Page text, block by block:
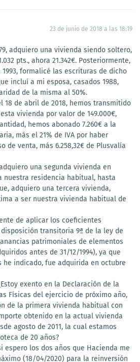
23 de junio de 2018 a las 18:19
adquiero una vivienda siendo soltero,
pts., ahora 21.342€. Posteriormente,
formalicé las escrituras de dicho
incluí a mi esposa, casados 1988,
de la misma al 50%.
18 de abril de 2018, hemos transmitido
vivienda por valor de 149.000€,
hemos abonado 7.260€ a la
más el 21% de IVA por haber
de venta, más 6.258,32€ de Plusvalía
una segunda vivienda en
nuestra residencia habitual, hasta
adquiero una tercera vivienda,
a ser nuestra vivienda habitual de
de aplicar los coeficientes
transitoria 9ª de la ley de
patrimoniales de elementos
antes de 31/12/1994), ya que
he indicado, fue adquirida en octubre
exento en la Declaración de la
Físicas del ejercicio de próximo año,
de la primera vivienda habitual con
obtenido en la actual vivienda
agosto de 2011, la cual estamos
de 20 años?
espero los dos años que Hacienda me
(18/04/2020) para la reinversión